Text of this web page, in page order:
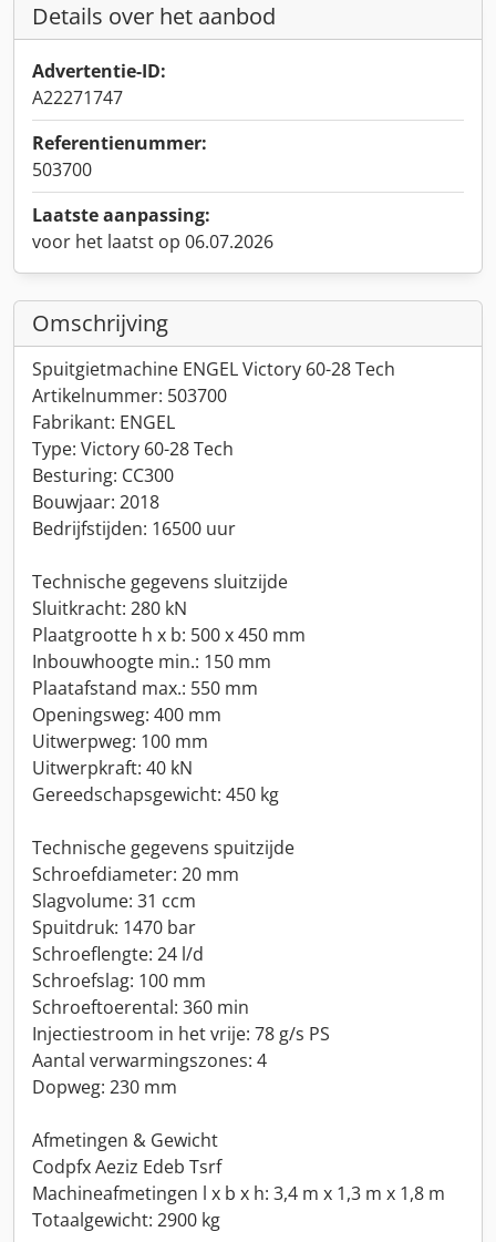
Details over het aanbod
Advertentie-ID:
A22271747
Referentienummer:
503700
Laatste aanpassing:
voor het laatst op 06.07.2026
Omschrijving
Spuitgietmachine ENGEL Victory 60-28 Tech
Artikelnummer: 503700
Fabrikant: ENGEL
Type: Victory 60-28 Tech
Besturing: CC300
Bouwjaar: 2018
Bedrijfstijden: 16500 uur
Technische gegevens sluitzijde
Sluitkracht: 280 kN
Plaatgrootte h x b: 500 x 450 mm
Inbouwhoogte min.: 150 mm
Plaatafstand max.: 550 mm
Openingsweg: 400 mm
Uitwerpweg: 100 mm
Uitwerpkraft: 40 kN
Gereedschapsgewicht: 450 kg
Technische gegevens spuitzijde
Schroefdiameter: 20 mm
Slagvolume: 31 ccm
Spuitdruk: 1470 bar
Schroeflengte: 24 l/d
Schroefslag: 100 mm
Schroeftoerental: 360 min
Injectiestroom in het vrije: 78 g/s PS
Aantal verwarmingszones: 4
Dopweg: 230 mm
Afmetingen & Gewicht
Codpfx Aeziz Edeb Tsrf
Machineafmetingen l x b x h: 3,4 m x 1,3 m x 1,8 m
Totaalgewicht: 2900 kg